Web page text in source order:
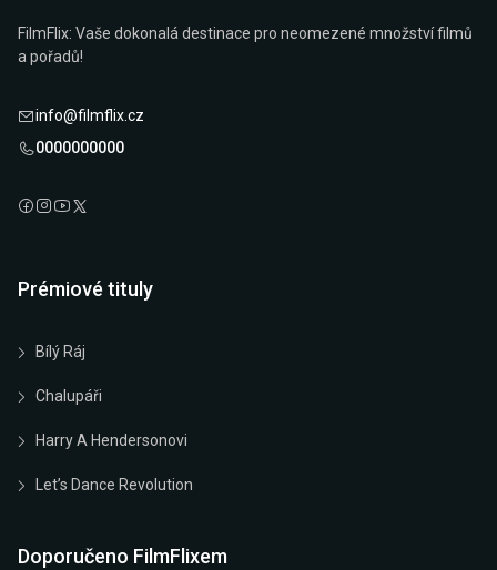
FilmFlix: Vaše dokonalá destinace pro neomezené množství filmů
a pořadů!
info@filmflix.cz
0000000000
Prémiové tituly
Bílý Ráj
Chalupáři
Harry A Hendersonovi
Let’s Dance Revolution
Doporučeno FilmFlixem